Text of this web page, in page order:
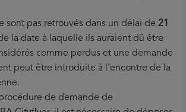
sont pas retrouvés dans un délai de 21
la date à laquelle ils auraient dû être
comme perdus et une demande
peut être introduite à l'encontre de la
de demande de